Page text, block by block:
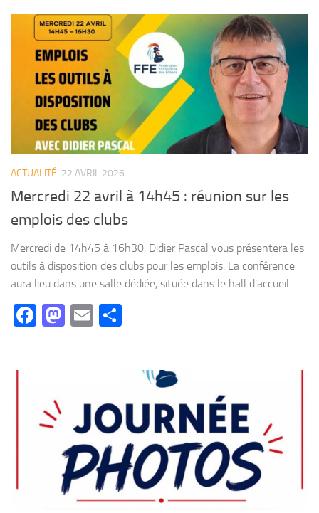
ACTUALITÉ 22 AVRIL 2026
Mercredi 22 avril à 14h45 : réunion sur les
emplois des clubs
Mercredi de 14h45 à 16h30, Didier Pascal vous présentera les
outils à disposition des clubs pour les emplois. La conférence
aura lieu dans une salle dédiée, située dans le hall d’accueil.
Facebook
Mastodon
Email